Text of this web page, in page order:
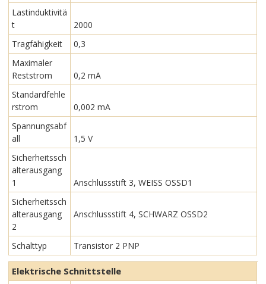
Lastinduktivitä
t
2000
Tragfähigkeit
0,3
Maximaler
Reststrom
0,2 mA
Standardfehle
rstrom
0,002 mA
Spannungsabf
all
1,5 V
Sicherheitssch
alterausgang
1
Anschlussstift 3, WEISS OSSD1
Sicherheitssch
alterausgang
2
Anschlussstift 4, SCHWARZ OSSD2
Schalttyp Transistor 2 PNP
Elektrische Schnittstelle